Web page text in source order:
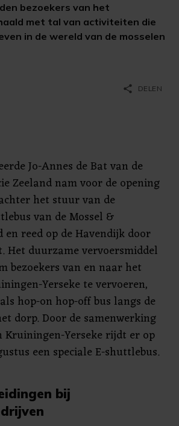
bezoekers van het
met tal van activiteiten die
in de wereld van de mosselen
share DELEN
Jo-Annes de Bat van de
Zeeland nam voor de opening
het stuur van de
van de Mossel &
en reed op de Havendijk door
Het duurzame vervoersmiddel
bezoekers van en naar het
Yerseke te vervoeren,
hop-on hop-off bus langs de
dorp. Door de samenwerking
Yerseke rijdt er op
een speciale E-shuttlebus.
bij